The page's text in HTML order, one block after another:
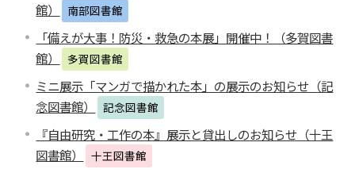
館）
南部図書館
「備えが大事！防災・救急の本展」開催中！（多賀図書
館）
多賀図書館
ミニ展示「マンガで描かれた本」の展示のお知らせ（記
念図書館）
記念図書館
『自由研究・工作の本』展示と貸出しのお知らせ（十王
図書館）
十王図書館